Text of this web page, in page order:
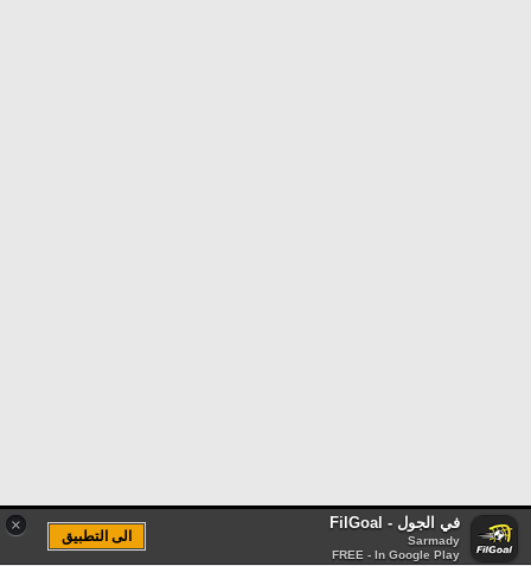
× في الجول - FilGoal
Sarmady
FREE - In Google Play
الى التطبيق